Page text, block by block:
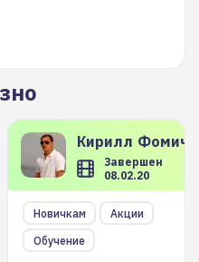
Кирилл
Завершен
08.02.20
Новичкам
Акции
Обучение